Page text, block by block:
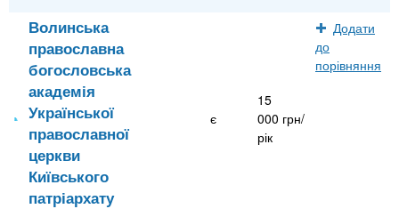
Волинська
православна
богословська
академія
Української
православної
церкви
Київського
патріархату
є
15
000 грн/
рік
Додати
до
порівняння